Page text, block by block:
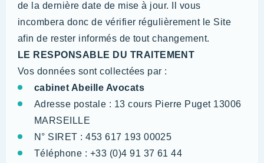
de la dernière date de mise à jour. Il vous
incombera donc de vérifier régulièrement le Site
afin de rester informés de tout changement.
LE RESPONSABLE DU TRAITEMENT
Vos données sont collectées par :
cabinet Abeille Avocats
Adresse postale : 13 cours Pierre Puget 13006
MARSEILLE
N° SIRET : 453 617 193 00025
Téléphone : +33 (0)4 91 37 61 44